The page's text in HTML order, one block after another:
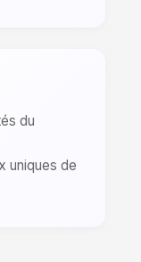
du
uniques de